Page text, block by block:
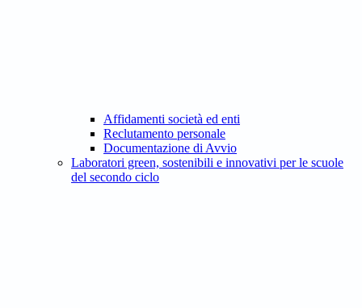
Affidamenti società ed enti
Reclutamento personale
Documentazione di Avvio
Laboratori green, sostenibili e innovativi per le scuole
del secondo ciclo